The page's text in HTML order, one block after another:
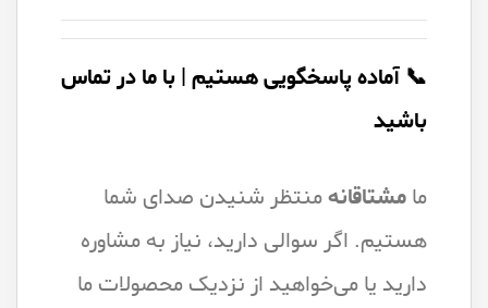
📞 آماده پاسخگویی هستیم | با ما در تماس
باشید
مامشتاقانهمنتظر شنیدن صدای شما
هستیم. اگر سوالی دارید، نیاز به مشاوره
دارید یا می‌خواهید از نزدیک محصولات ما